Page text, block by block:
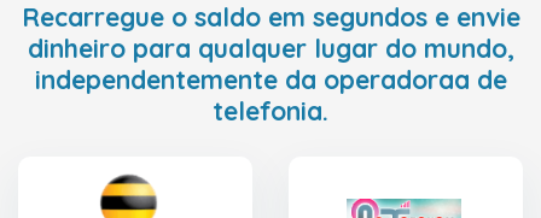
Recarregue o saldo em segundos e envie
dinheiro para qualquer lugar do mundo,
independentemente da operadoraa de
telefonia.